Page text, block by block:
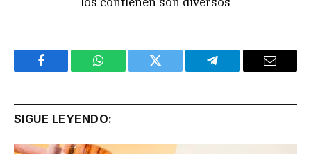
Facebook WhatsApp Twitter Telegram Email
SIGUE LEYENDO: